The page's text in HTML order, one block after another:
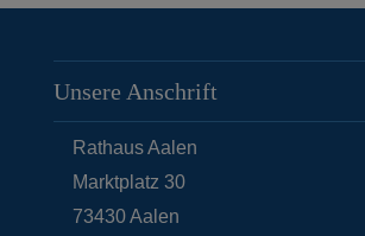
Unsere Anschrift
Rathaus Aalen
Marktplatz 30
73430Aalen